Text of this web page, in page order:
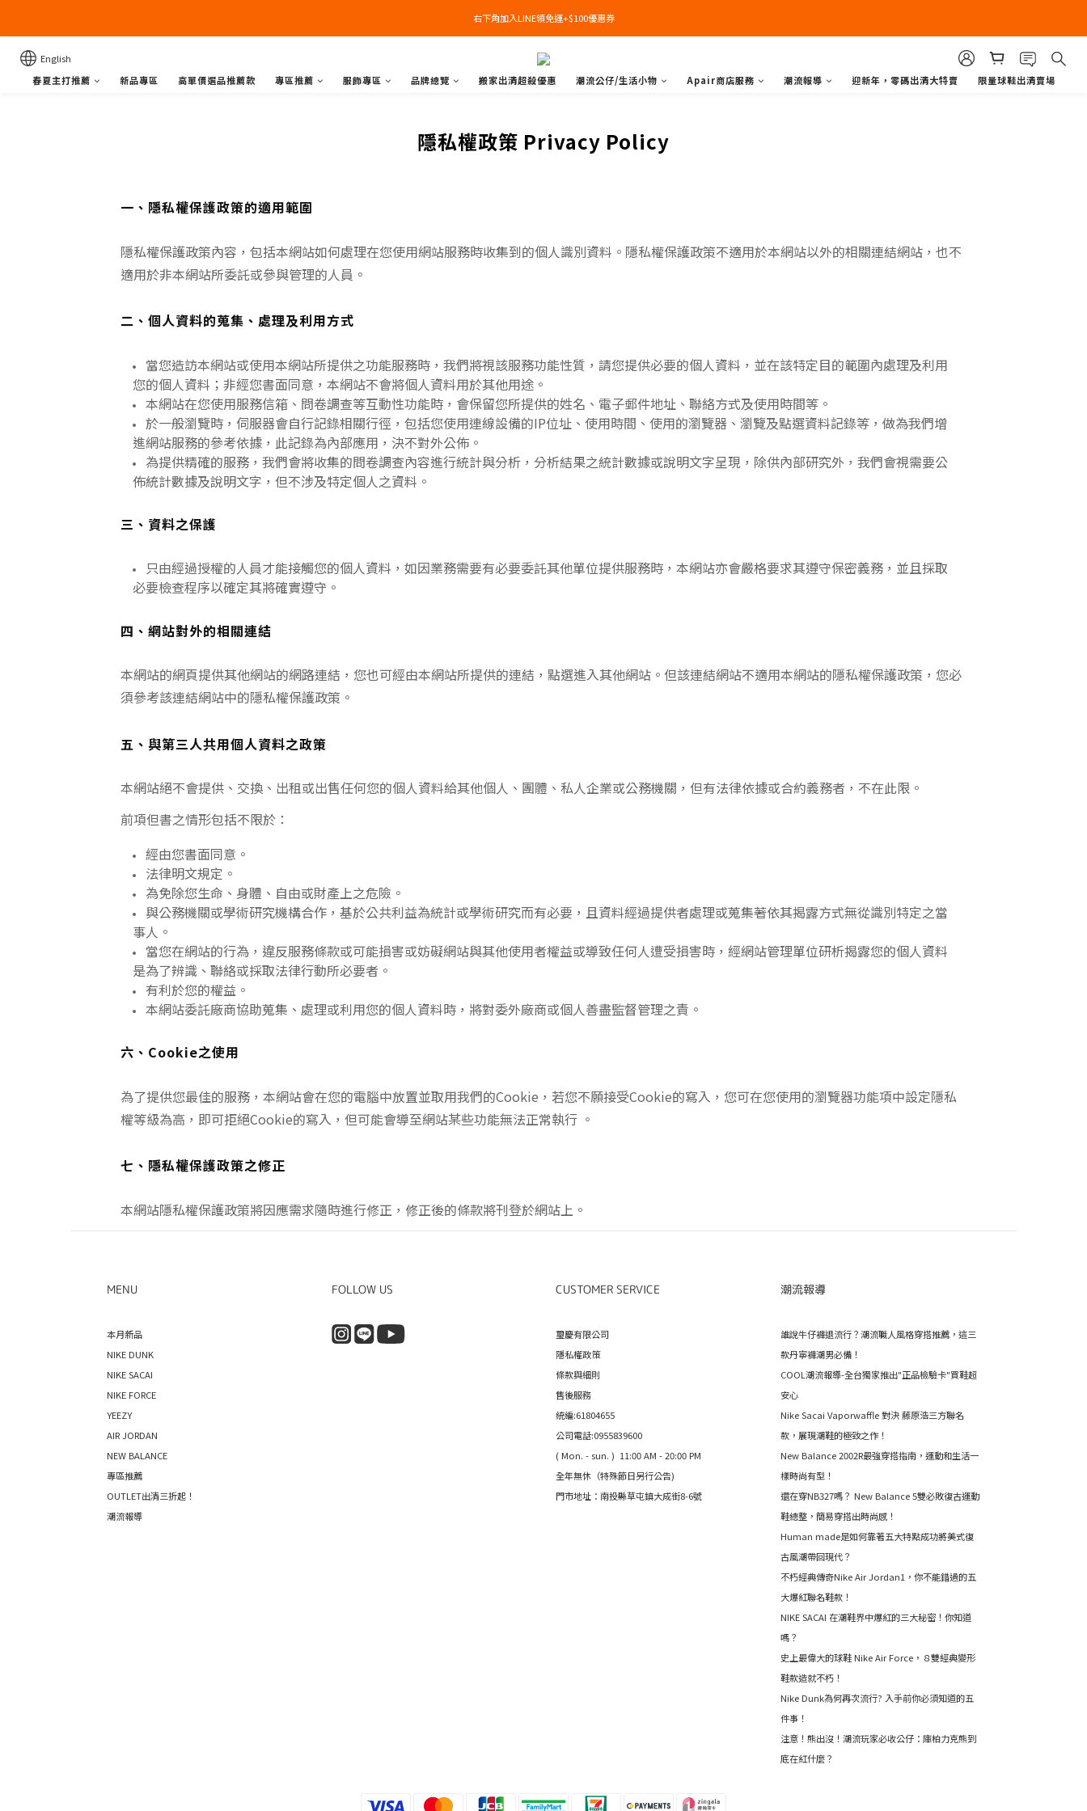
右下角加入LINE領免運+$100優惠券
右下角加入LINE領免運+$100優惠券
即日起，預購商品可提供部分訂金後尾款貨到付款(需協助請洽官line:@apair)
English
春夏主打推薦
新品專區 高單價選品推薦款 專區推薦 服飾專區 品牌總覽 搬家出清超殺優惠 潮流公仔/生活小物 Apair商店服務 潮流報導 迎新年，零碼出清大特賣 限量球鞋出清賣場
隱私權政策 Privacy Policy
一、隱私權保護政策的適用範圍
隱私權保護政策內容，包括本網站如何處理在您使用網站服務時收集到的個人識別資料。隱私權保護政策不適用於本網站以外的相關連結網站，也不
適用於非本網站所委託或參與管理的人員。
二、個人資料的蒐集、處理及利用方式
當您造訪本網站或使用本網站所提供之功能服務時，我們將視該服務功能性質，請您提供必要的個人資料，並在該特定目的範圍內處理及利用
您的個人資料；非經您書面同意，本網站不會將個人資料用於其他用途。
本網站在您使用服務信箱、問卷調查等互動性功能時，會保留您所提供的姓名、電子郵件地址、聯絡方式及使用時間等。
於一般瀏覽時，伺服器會自行記錄相關行徑，包括您使用連線設備的IP位址、使用時間、使用的瀏覽器、瀏覽及點選資料記錄等，做為我們增
進網站服務的參考依據，此記錄為內部應用，決不對外公佈。
為提供精確的服務，我們會將收集的問卷調查內容進行統計與分析，分析結果之統計數據或說明文字呈現，除供內部研究外，我們會視需要公
佈統計數據及說明文字，但不涉及特定個人之資料。
三、資料之保護
只由經過授權的人員才能接觸您的個人資料，如因業務需要有必要委託其他單位提供服務時，本網站亦會嚴格要求其遵守保密義務，並且採取
必要檢查程序以確定其將確實遵守。
四、網站對外的相關連結
本網站的網頁提供其他網站的網路連結，您也可經由本網站所提供的連結，點選進入其他網站。但該連結網站不適用本網站的隱私權保護政策，您必
須參考該連結網站中的隱私權保護政策。
五、與第三人共用個人資料之政策
本網站絕不會提供、交換、出租或出售任何您的個人資料給其他個人、團體、私人企業或公務機關，但有法律依據或合約義務者，不在此限。
前項但書之情形包括不限於：
經由您書面同意。
法律明文規定。
為免除您生命、身體、自由或財產上之危險。
與公務機關或學術研究機構合作，基於公共利益為統計或學術研究而有必要，且資料經過提供者處理或蒐集著依其揭露方式無從識別特定之當
事人。
當您在網站的行為，違反服務條款或可能損害或妨礙網站與其他使用者權益或導致任何人遭受損害時，經網站管理單位研析揭露您的個人資料
是為了辨識、聯絡或採取法律行動所必要者。
有利於您的權益。
本網站委託廠商協助蒐集、處理或利用您的個人資料時，將對委外廠商或個人善盡監督管理之責。
六、Cookie之使用
為了提供您最佳的服務，本網站會在您的電腦中放置並取用我們的Cookie，若您不願接受Cookie的寫入，您可在您使用的瀏覽器功能項中設定隱私
權等級為高，即可拒絕Cookie的寫入，但可能會導至網站某些功能無法正常執行 。
七、隱私權保護政策之修正
本網站隱私權保護政策將因應需求隨時進行修正，修正後的條款將刊登於網站上。
MENU
本月新品
NIKE DUNK
NIKE SACAI
NIKE FORCE
YEEZY
AIR JORDAN
NEW BALANCE
專區推薦
OUTLET出清三折起！
潮流報導
FOLLOW US CUSTOMER SERVICE
璽慶有限公司
隱私權政策
條款與細則
售後服務
統編:61804655
公司電話:0955839600
( Mon. - sun. ) 11:00 AM - 20:00 PM
全年無休（特殊節日另行公告)
門市地址：南投縣草屯鎮大成街8-6號
潮流報導
誰說牛仔褲退流行？潮流職人風格穿搭推薦，這三
款丹寧褲潮男必備！
COOL潮流報導-全台獨家推出"正品檢驗卡"買鞋超
安心
Nike Sacai Vaporwaffle 對決 藤原浩三方聯名
款，展現潮鞋的極致之作！
New Balance 2002R最強穿搭指南，運動和生活一
樣時尚有型！
還在穿NB327嗎？ New Balance 5雙必敗復古運動
鞋總整，簡易穿搭出時尚感！
Human made是如何靠著五大特點成功將美式復
古風潮帶回現代？
不朽經典傳奇Nike Air Jordan1，你不能錯過的五
大爆紅聯名鞋款！
NIKE SACAI 在潮鞋界中爆紅的三大秘密！你知道
嗎？
史上最偉大的球鞋 Nike Air Force，８雙經典變形
鞋款造就不朽！
Nike Dunk為何再次流行? 入手前你必須知道的五
件事！
注意！熊出沒！潮流玩家必收公仔：庫柏力克熊到
底在紅什麼？